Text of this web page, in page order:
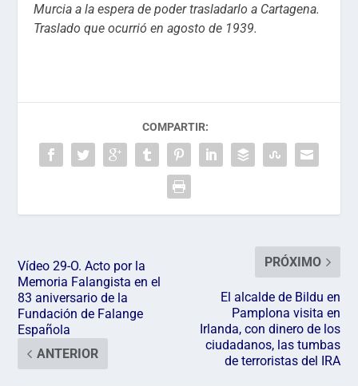
Murcia a la espera de poder trasladarlo a Cartagena.
Traslado que ocurrió en agosto de 1939.
COMPARTIR:
Vídeo 29-O. Acto por la
Memoria Falangista en el
83 aniversario de la
Fundación de Falange
Española
ANTERIOR
PRÓXIMO
El alcalde de Bildu en
Pamplona visita en
Irlanda, con dinero de los
ciudadanos, las tumbas
de terroristas del IRA